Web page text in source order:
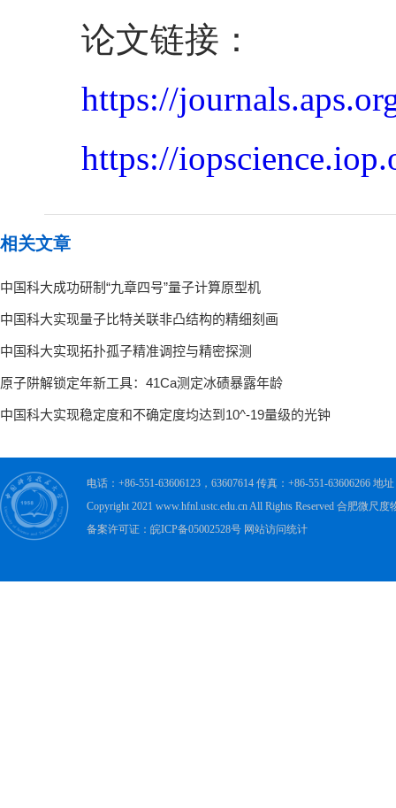
论文链接：
https://
https://
相关文章
电话：+86-551-63606123，63607614 传真：+86-551-63606266 地
Copyright 2021 www.hfnl.ustc.edu.cn All Rights Reserved 合肥微尺
备案许可证：皖ICP备05002528号 网站访问统计